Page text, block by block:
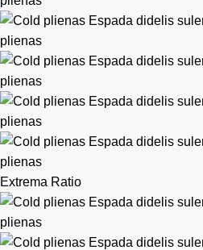
Extrema Ratio